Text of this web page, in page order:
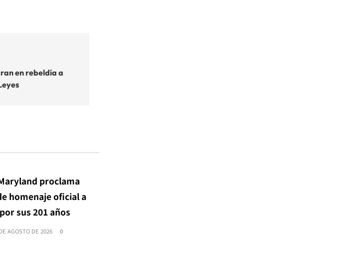
en rebeldía a
proclama
homenaje oficial a
sus 201 años
AGOSTO DE 2026 0